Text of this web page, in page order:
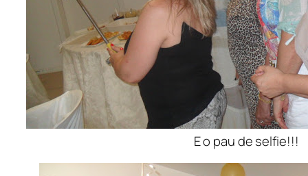
E o pau de selfie!!!